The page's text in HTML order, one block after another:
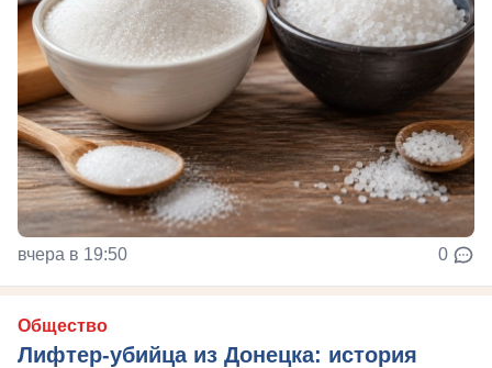
вчера в 19:50 0
Общество
Лифтер-убийца из Донецка: история